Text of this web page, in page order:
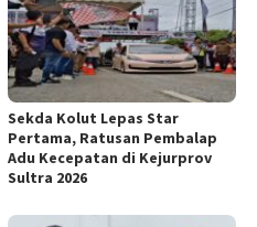
Sekda Kolut Lepas Star
Pertama, Ratusan Pembalap
Adu Kecepatan di Kejurprov
Sultra 2026